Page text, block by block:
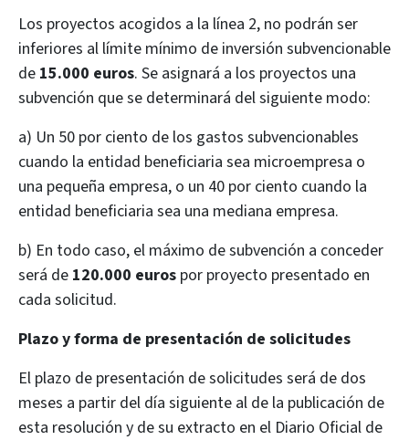
Los proyectos acogidos a la línea 2, no podrán ser
inferiores al límite mínimo de inversión subvencionable
de 15.000 euros. Se asignará a los proyectos una
subvención que se determinará del siguiente modo:
a) Un 50 por ciento de los gastos subvencionables
cuando la entidad beneficiaria sea microempresa o
una pequeña empresa, o un 40 por ciento cuando la
entidad beneficiaria sea una mediana empresa.
b) En todo caso, el máximo de subvención a conceder
será de 120.000 euros por proyecto presentado en
cada solicitud.
Plazo y forma de presentación de solicitudes
El plazo de presentación de solicitudes será de dos
meses a partir del día siguiente al de la publicación de
esta resolución y de su extracto en el Diario Oficial de